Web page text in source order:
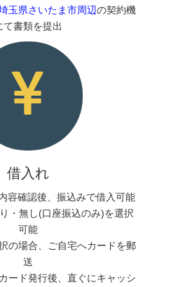
玉県さいたま市周辺の契約機
て書類を提出
借入れ
容確認後、振込みで借入可能
・無し(口座振込のみ)を選択
可能
の場合、ご自宅へカードを郵
送
ード発行後、直ぐにキャッシ